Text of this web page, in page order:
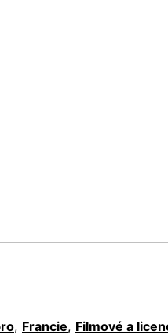
, Francie, Filmové a